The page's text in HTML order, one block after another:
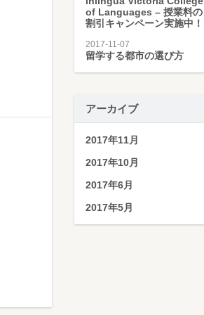
of Languages – 授業料の
割引キャンペーン実施中！
2017-11-07
留学する都市の選び方
アーカイブ
2017年11月
2017年10月
2017年6月
2017年5月